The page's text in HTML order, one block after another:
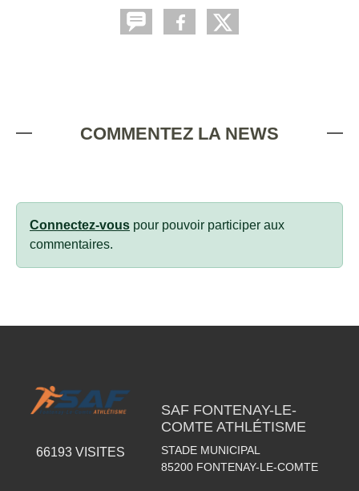
COMMENTEZ LA NEWS
Connectez-vous pour pouvoir participer aux
commentaires.
66193VISITES
SAF FONTENAY-LE-
COMTE ATHLÉTISME
STADE MUNICIPAL
85200 FONTENAY-LE-COMTE